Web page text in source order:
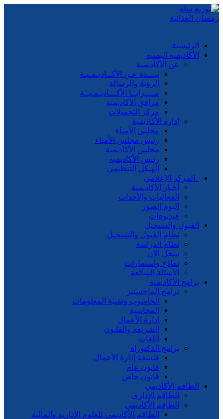
الرئيسية
الأكاديمية اليمنية
عن الأكاديمية
نبـــذة عـن الأكــاديـمـيـة
الرؤية والرسالة
مــــزايــا الأكـــاديـمـيــة
مرافق الأكاديمية
مركز التحميلات
إدارة الأكاديمية
مجلس الأمناء
رئيس مجلس الأمناء
مجلس الأكاديمية
رئيس الأكاديمية
الهيكل التنظيمي
المركز الإعلامي
أخبار الأكاديمية
الفعاليات والأحداث
البوم الصور
فيديوهات
القبول والتسجيل
نظام القبول والتسجيل
نظام الدراسة
سجل الآن
نماذج واستمارات
الأسئلة الشائعة
برامج الأكاديمية
برامج الماجستير
الحاسوب وتقنية المعلومات
المحاسبة
إدارة الأعمال
الشريعه والقانون
اللغات
برامج الدكتوراه
فلسفة إدارة الأعمال
قانون عام
قانون خاص
الطاقم الأكاديمي
الطاقم الإداري
الطاقم الأكاديمي
الطاقم الأكاديمي للعلوم الإدارية والمالية